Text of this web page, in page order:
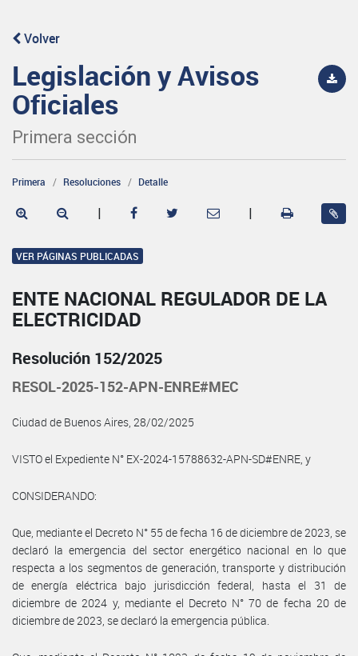
Volver
Legislación y Avisos
Oficiales
Primera sección
Primera Resoluciones Detalle
| |
VER PÁGINAS PUBLICADAS
ENTE NACIONAL REGULADOR DE LA
ELECTRICIDAD
Resolución 152/2025
RESOL-2025-152-APN-ENRE#MEC
Ciudad de Buenos Aires, 28/02/2025
VISTO el Expediente N° EX-2024-15788632-APN-SD#ENRE, y
CONSIDERANDO:
Que, mediante el Decreto N° 55 de fecha 16 de diciembre de 2023, se
declaró la emergencia del sector energético nacional en lo que
respecta a los segmentos de generación, transporte y distribución
de energía eléctrica bajo jurisdicción federal, hasta el 31 de
diciembre de 2024 y, mediante el Decreto N° 70 de fecha 20 de
diciembre de 2023, se declaró la emergencia pública.